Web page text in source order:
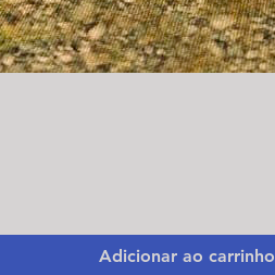
Adicionar ao carrinho